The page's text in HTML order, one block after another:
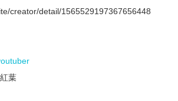
creator/detail/1565529197367656448
葉